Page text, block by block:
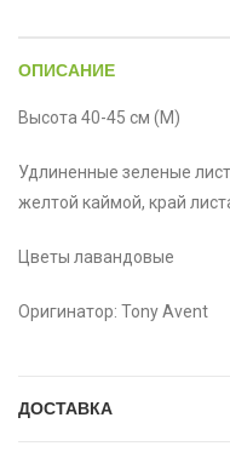
ОПИСАНИЕ
Высота 40-45 см (М)
Удлиненные зеленые
желтой каймой, край
Цветы лавандовые
Оригинатор: Tony Avent
ДОСТАВКА